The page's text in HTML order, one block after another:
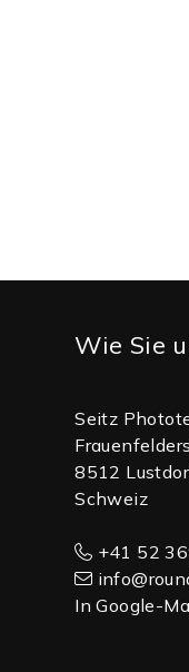
Wie Sie
Seitz
8512
Schweiz
+41 52
In Google-